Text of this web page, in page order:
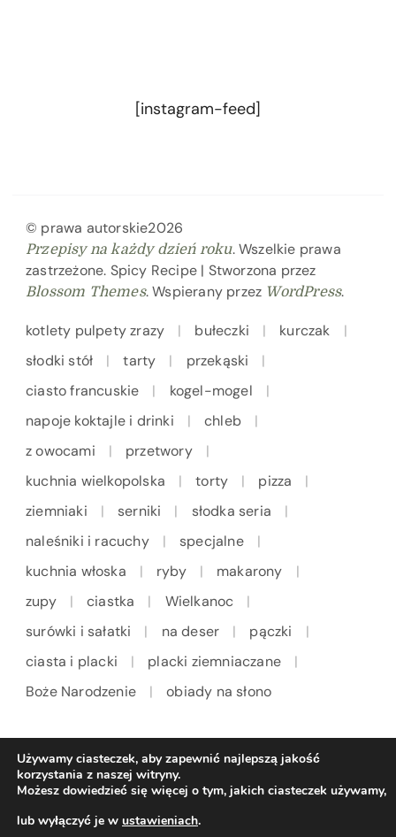
[instagram-feed]
© prawa autorskie2026
Przepisy na każdy dzień roku. Wszelkie prawa
zastrzeżone. Spicy Recipe | Stworzona przez
Blossom Themes. Wspierany przez WordPress.
kotlety pulpety zrazy bułeczki
kurczak
słodki stół
tarty
przekąski
ciasto francuskie
kogel-mogel
napoje koktajle i drinki
chleb
z owocami
przetwory
kuchnia wielkopolska
torty
pizza
ziemniaki
serniki
słodka seria
naleśniki i racuchy
specjalne
kuchnia włoska
ryby
makarony
zupy
ciastka
Wielkanoc
surówki i sałatki
na deser
pączki
ciasta i placki
placki ziemniaczane
Boże Narodzenie
obiady na słono
Używamy ciasteczek, aby zapewnić najlepszą jakość
korzystania z naszej witryny.
Możesz dowiedzieć się więcej o tym, jakich ciasteczek używamy,
lub wyłączyć je w ustawieniach.